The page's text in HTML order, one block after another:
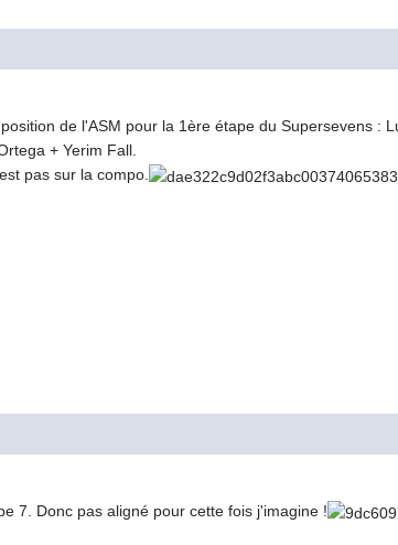
de l'ASM pour la 1ère étape du Supersevens :
+ Yerim Fall.
pas sur la compo.
7. Donc pas aligné pour cette fois j'imagine !